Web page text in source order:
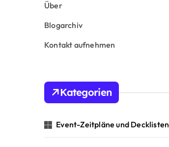
Über
Blogarchiv
Kontakt aufnehmen
Kategorien
Event-Zeitpläne und Decklisten